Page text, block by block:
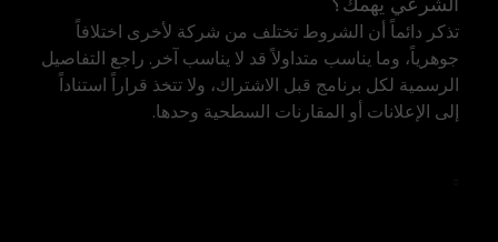
تذكر دائماً أن الشروط تختلف من شركة لأخرى اختلافاً
جوهرياً، وما يناسب متداولاً قد لا يناسب آخر. راجع التفاصيل
الرسمية لكل برنامج قبل الاشتراك، ولا تتخذ قراراً استناداً
إلى الإعلانات أو المقارنات السطحية وحدها.